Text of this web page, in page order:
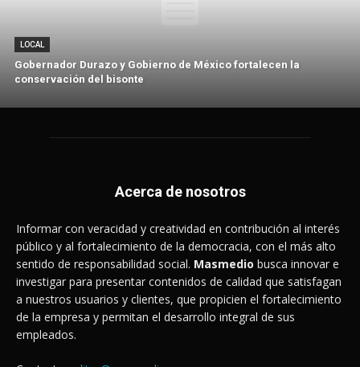
LOCAL
Gobernador Durazo y Gobierno de México fortalecen la
conservación del bisonte
Acerca de nosotros
Informar con veracidad y creatividad en contribución al interés
público y al fortalecimiento de la democracia, con el más alto
sentido de responsabilidad social. Masmedio busca innovar e
investigar para presentar contenidos de calidad que satisfagan
a nuestros usuarios y clientes, que propicien el fortalecimiento
de la empresa y permitan el desarrollo integral de sus
empleados.